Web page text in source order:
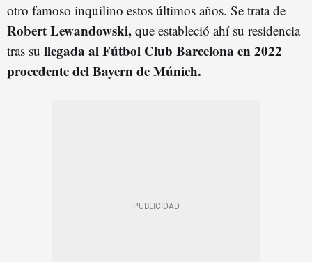
otro famoso inquilino estos últimos años. Se trata de
Robert Lewandowski, que estableció ahí su residencia
tras su llegada al Fútbol Club Barcelona en 2022
procedente del Bayern de Múnich.